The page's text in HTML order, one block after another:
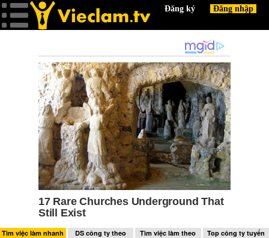
Tìm việc làm nhanh
DS công ty theo
Tìm việc làm theo
Top công ty tuyển